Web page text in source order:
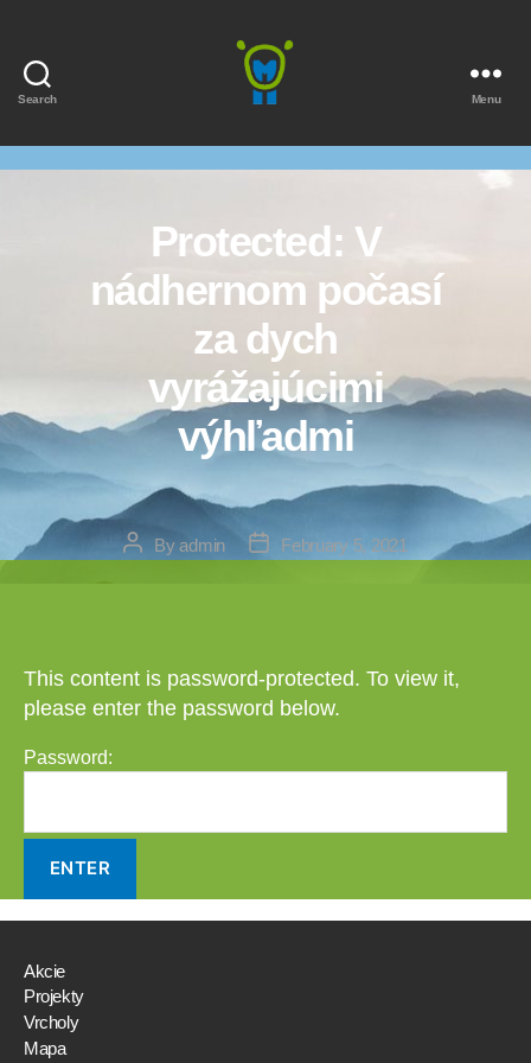
Search Menu
Protected: V
nádhernom počasí
za dych
vyrážajúcimi
výhľadmi
PostByadmin
PostFebruary 5, 2021
This content is password-protected. To view it,
please enter the password below.
Password:
Akcie
Projekty
Vrcholy
Mapa